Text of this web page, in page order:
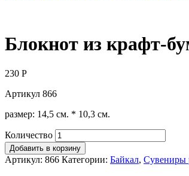
Блокнот из крафт-
230 Р
Артикул 866
размер: 14,5 см. * 10,3 см.
Количество
Добавить в корзину
Артикул: 866 Категории: Байкал, Сувениры